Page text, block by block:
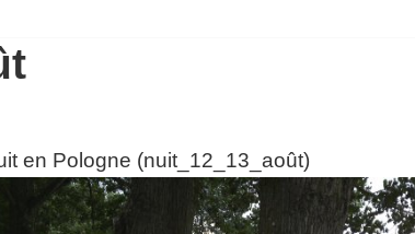
en Pologne (nuit_12_13_août)